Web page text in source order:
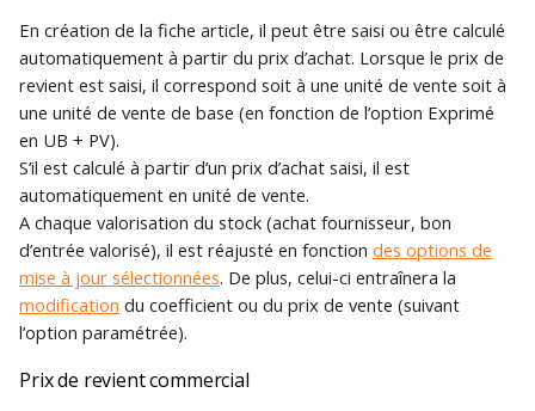
En création de la fiche article, il peut être saisi ou être calculé
automatiquement à partir du prix d’achat. Lorsque le prix de
revient est saisi, il correspond soit à une unité de vente soit à
une unité de vente de base (en fonction de l’option Exprimé
en UB + PV).
S’il est calculé à partir d’un prix d’achat saisi, il est
automatiquement en unité de vente.
A chaque valorisation du stock (achat fournisseur, bon
d’entrée valorisé), il est réajusté en fonction des options de
mise à jour sélectionnées. De plus, celui-ci entraînera la
modification du coefficient ou du prix de vente (suivant
l’option paramétrée).
Prix de revient commercial